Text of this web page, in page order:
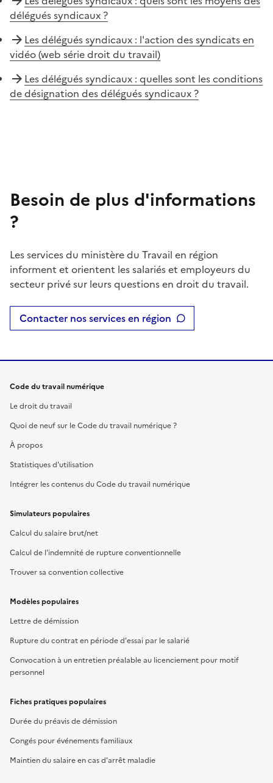
délégués syndicaux ?
Les délégués syndicaux : l'action des syndicats en
vidéo (web série droit du travail)
Les délégués syndicaux : quelles sont les conditions
de désignation des délégués syndicaux ?
Besoin de plus d'informations
?
Les services du ministère du Travail en région
informent et orientent les salariés et employeurs du
secteur privé sur leurs questions en droit du travail.
Contacter nos services en région
Code du travail numérique
Le droit du travail
Quoi de neuf sur le Code du travail numérique ?
À propos
Statistiques d'utilisation
Intégrer les contenus du Code du travail numérique
Simulateurs populaires
Calcul du salaire brut/net
Calcul de l'indemnité de rupture conventionnelle
Trouver sa convention collective
Modèles populaires
Lettre de démission
Rupture du contrat en période d'essai par le salarié
Convocation à un entretien préalable au licenciement pour motif
personnel
Fiches pratiques populaires
Durée du préavis de démission
Congés pour événements familiaux
Maintien du salaire en cas d'arrêt maladie